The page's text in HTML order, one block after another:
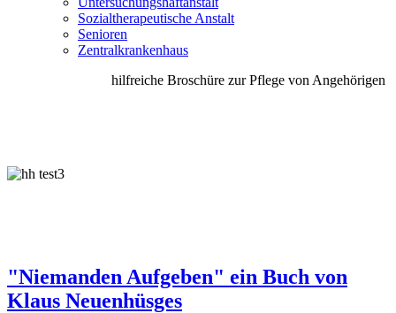
Sozialtherapeutische Anstalt
Senioren
Zentralkrankenhaus
hilfreiche Broschüre zur Pflege von Angehörigen
"Niemanden Aufgeben" ein Buch von
Klaus Neuenhüsges